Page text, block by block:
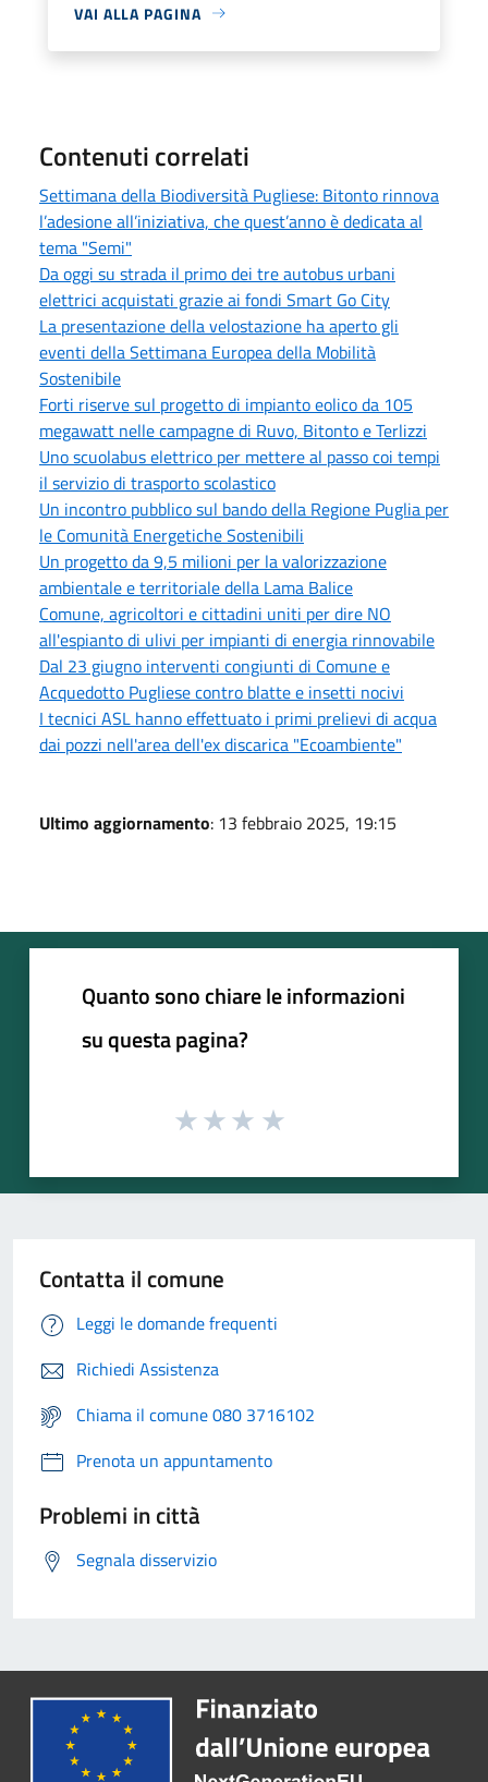
VAI ALLA PAGINA
Contenuti correlati
Settimana della Biodiversità Pugliese: Bitonto rinnova
l’adesione all’iniziativa, che quest’anno è dedicata al
tema "Semi"
Da oggi su strada il primo dei tre autobus urbani
elettrici acquistati grazie ai fondi Smart Go City
La presentazione della velostazione ha aperto gli
eventi della Settimana Europea della Mobilità
Sostenibile
Forti riserve sul progetto di impianto eolico da 105
megawatt nelle campagne di Ruvo, Bitonto e Terlizzi
Uno scuolabus elettrico per mettere al passo coi tempi
il servizio di trasporto scolastico
Un incontro pubblico sul bando della Regione Puglia per
le Comunità Energetiche Sostenibili
Un progetto da 9,5 milioni per la valorizzazione
ambientale e territoriale della Lama Balice
Comune, agricoltori e cittadini uniti per dire NO
all'espianto di ulivi per impianti di energia rinnovabile
Dal 23 giugno interventi congiunti di Comune e
Acquedotto Pugliese contro blatte e insetti nocivi
I tecnici ASL hanno effettuato i primi prelievi di acqua
dai pozzi nell'area dell'ex discarica "Ecoambiente"
Ultimo aggiornamento: 13 febbraio 2025, 19:15
Quanto sono chiare le informazioni
su questa pagina?
Contatta il comune
Leggi le domande frequenti
Richiedi Assistenza
Chiama il comune 080 3716102
Prenota un appuntamento
Problemi in città
Segnala disservizio